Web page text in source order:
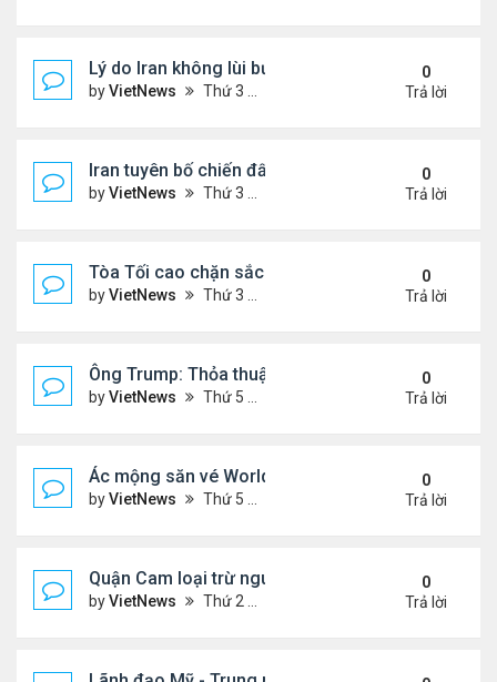
Lý do Iran không lùi bước trước lời đe dọa của
byVietNews Thứ 3 Tháng 8 04, 2026 4:32 pm
0
Trả lời
Iran tuyên bố chiến đấu vì Hormuz tới 'hơi thở
byVietNews Thứ 3 Tháng 7 14, 2026 4:29 pm
0
Trả lời
Tòa Tối cao chặn sắc lệnh xóa luật 'sinh ở Mỹ là
byVietNews Thứ 3 Tháng 6 30, 2026 5:52 pm
0
Trả lời
Ông Trump: Thỏa thuận với Iran là chiến thắng
byVietNews Thứ 5 Tháng 6 18, 2026 5:26 pm
0
Trả lời
Ác mộng săn vé World Cup
byVietNews Thứ 5 Tháng 6 04, 2026 4:49 pm
0
Trả lời
Quận Cam loại trừ nguy cơ bồn hóa chất phát nổ
byVietNews Thứ 2 Tháng 5 25, 2026 5:37 pm
0
Trả lời